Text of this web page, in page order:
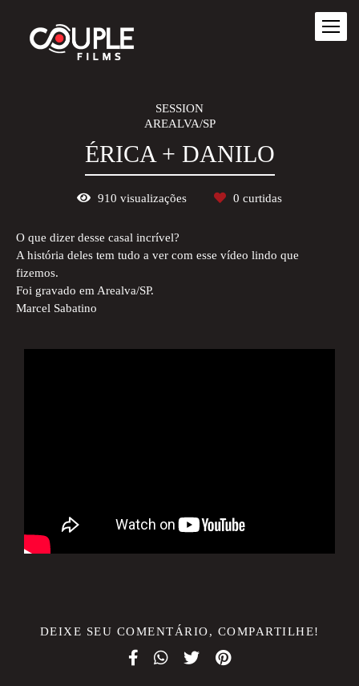
SESSION
AREALVA/SP
ÉRICA + DANILO
910 visualizações 0 curtidas
O que dizer desse casal incrível?
A história deles tem tudo a ver com esse vídeo lindo que
fizemos.
Foi gravado em Arealva/SP.
Marcel Sabatino
DEIXE SEU COMENTÁRIO, COMPARTILHE!